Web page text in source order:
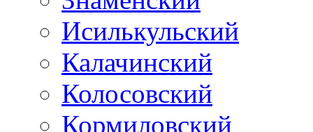
Исилькульский
Калачинский
Колосовский
Кормиловский